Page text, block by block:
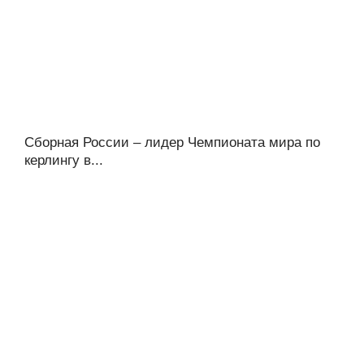
Сборная России – лидер Чемпионата мира по
керлингу в...